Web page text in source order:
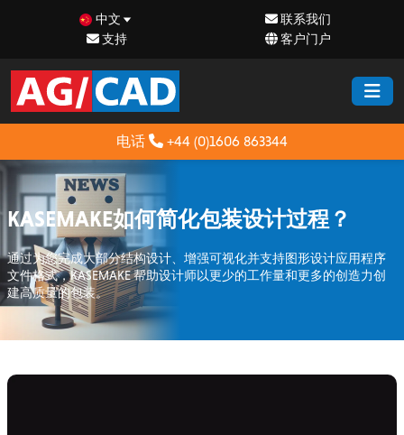
中文
联系我们
支持
客户门户
电话 +44 (0)1606 863344
KASEMAKE如何简化包装设计过程？
通过为您完成大部分结构设计、增强可视化并支持图形设计应用程序
文件格式，KASEMAKE 帮助设计师以更少的工作量和更多的创造力创
建高质量的包装。